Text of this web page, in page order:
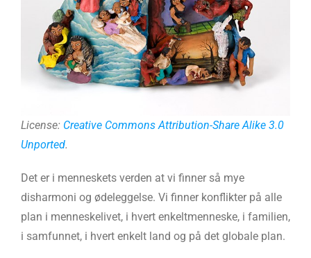
License: Creative Commons Attribution-Share Alike 3.0
Unported.
Det er i menneskets verden at vi finner så mye
disharmoni og ødeleggelse. Vi finner konflikter på alle
plan i menneskelivet, i hvert enkeltmenneske, i familien,
i samfunnet, i hvert enkelt land og på det globale plan.